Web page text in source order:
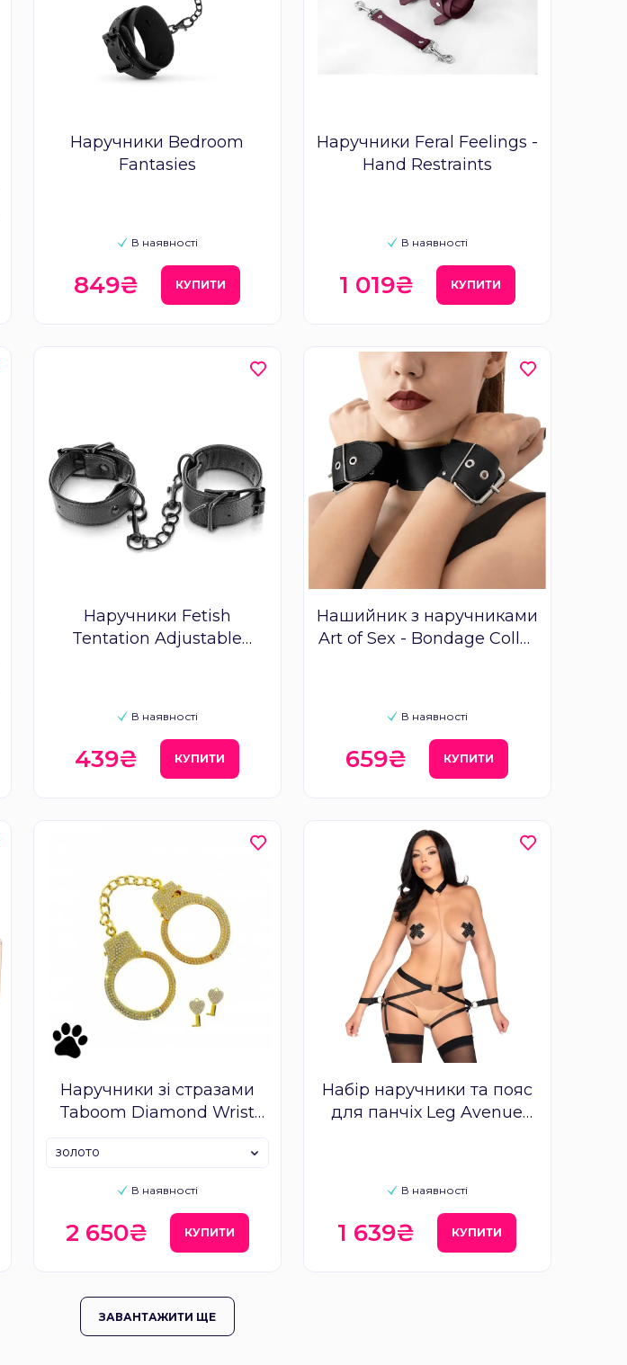
Наручники Bedroom
Fantasies
В наявності
849₴ КУПИТИ
Наручники Feral Feelings -
Hand Restraints
В наявності
1 019₴ КУПИТИ
Наручники Fetish
Tentation Adjustable
В наявності
439₴ КУПИТИ
Нашийник з наручниками
Art of Sex - Bondage Collar
В наявності
659₴ КУПИТИ
Наручники зі стразами
Taboom Diamond Wrist
В наявності
золото
2 650₴ КУПИТИ
Набір наручники та пояс
для панчіх Leg Avenue
В наявності
1 639₴ КУПИТИ
ЗАВАНТАЖИТИ ЩЕ